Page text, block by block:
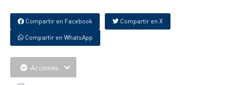
Compartir en Facebook Compartir en X
Compartir en WhatsApp
Acciones